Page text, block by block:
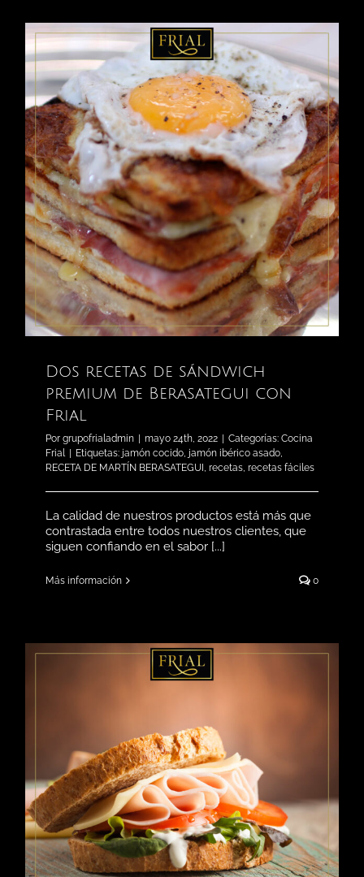
Dos recetas de sándwich
premium de Berasategui con
Frial
Por grupofrialadmin mayo 24th, 2022 Categorías: Cocina
Frial
Etiquetas: jamón cocido, jamón ibérico asado,
RECETA DE MARTÍN BERASATEGUI , recetas, recetas fáciles
La calidad de nuestros productos está más que
contrastada entre todos nuestros clientes, que
siguen confiando en el sabor [...]
Más información 0